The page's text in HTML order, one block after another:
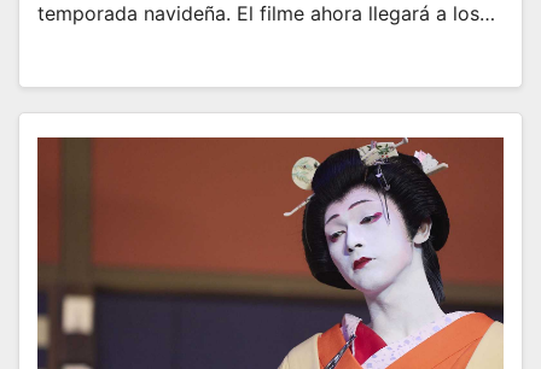
temporada navideña. El filme ahora llegará a los…